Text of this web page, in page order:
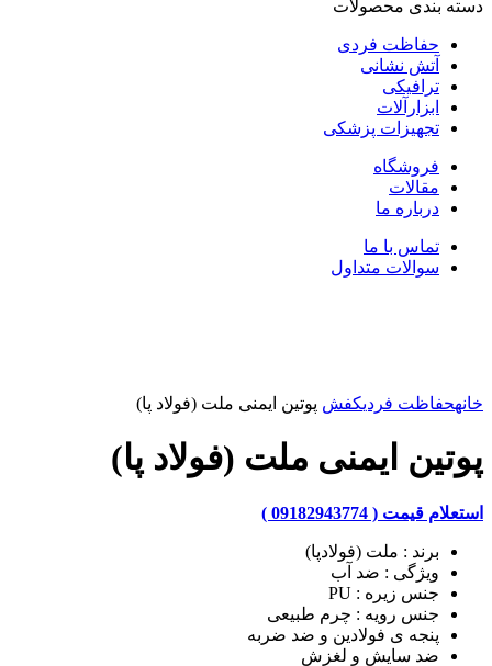
دسته بندی محصولات
حفاظت فردی
آتش نشانی
ترافیکی
ابزارآلات
تجهیزات پزشکی
فروشگاه
مقالات
درباره ما
تماس با ما
سوالات متداول
خانهحفاظت فردیکفش پوتین ایمنی ملت (فولاد پا)
پوتین ایمنی ملت (فولاد پا)
استعلام قیمت ( 09182943774 )
برند : ملت (فولادپا)
ویژگی : ضد آب
جنس زیره : PU
جنس رویه : چرم طبیعی
پنجه ی فولادین و ضد ضربه
ضد سایش و لغزش